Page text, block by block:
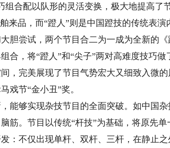
合配以队形的灵活变换，极大地提高了
品，而“蹬人”则是中国蹬技的传统表演
胆尝试，两个节目合二为一成为全新的《
合，将“蹬人”和“尖子”两对高难度技巧
，完美展现了节目气势宏大又细致入微
戏节“金小丑”奖。
够实现杂技节目的全面突破。如中国杂
筋。节目以传统“杆技”为基础，将原先
：不仅出现单杆、双杆、三杆，在静止